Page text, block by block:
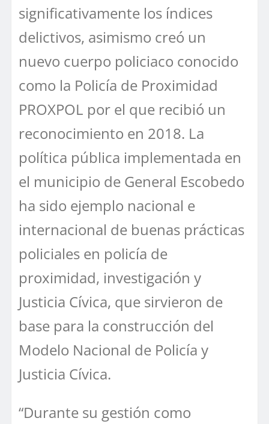
significativamente los índices
delictivos, asimismo creó un
nuevo cuerpo policiaco conocido
como la Policía de Proximidad
PROXPOL por el que recibió un
reconocimiento en 2018. La
política pública implementada en
el municipio de General Escobedo
ha sido ejemplo nacional e
internacional de buenas prácticas
policiales en policía de
proximidad, investigación y
Justicia Cívica, que sirvieron de
base para la construcción del
Modelo Nacional de Policía y
Justicia Cívica.
“Durante su gestión como